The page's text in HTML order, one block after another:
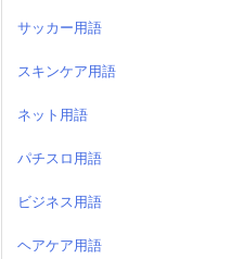
サッカー用語
スキンケア用語
ネット用語
パチスロ用語
ビジネス用語
ヘアケア用語